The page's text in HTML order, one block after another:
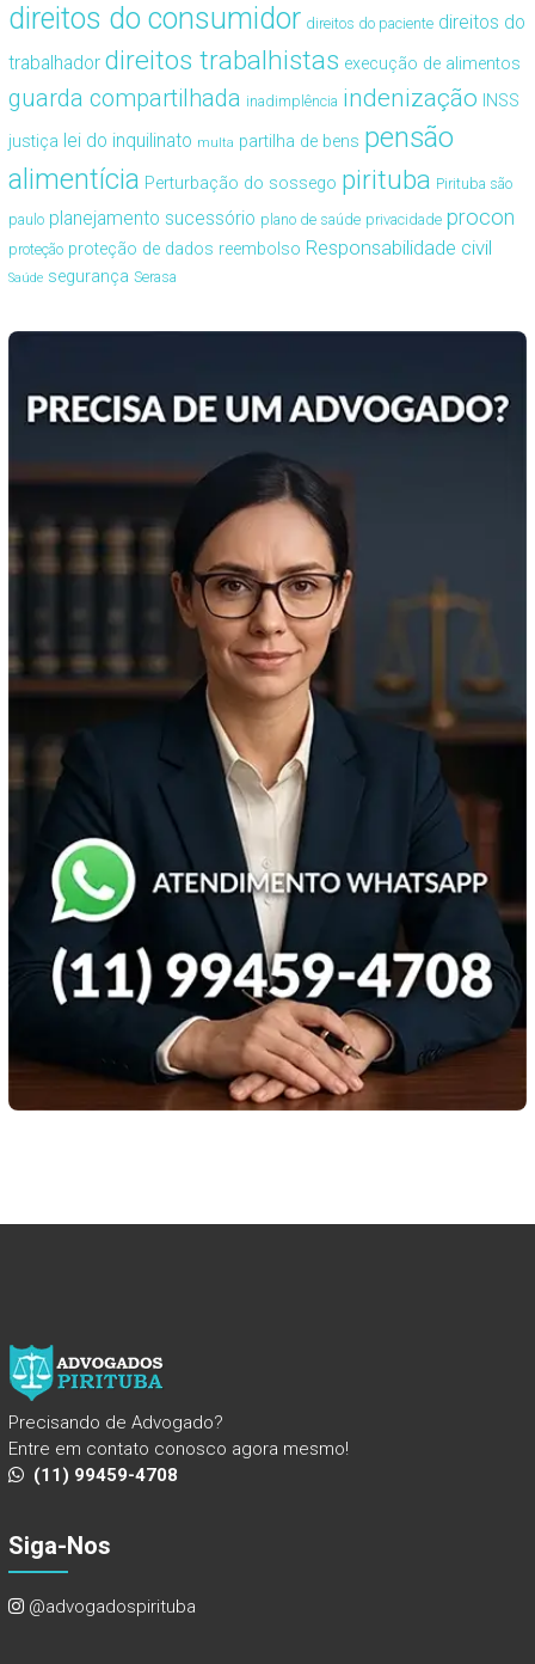
direitos do consumidor direitos do paciente direitos do
trabalhador direitos trabalhistas execução de alimentos
guarda compartilhada inadimplência indenização INSS
justiça lei do inquilinato multa partilha de bens pensão
alimentícia Perturbação do sossego pirituba Pirituba são
paulo planejamento sucessório plano de saúde privacidade procon
proteção proteção de dados reembolso Responsabilidade civil
Saúde segurança Serasa
Precisando de Advogado?
Entre em contato conosco agora mesmo!
(11) 99459-4708
Siga-Nos
@advogadospirituba